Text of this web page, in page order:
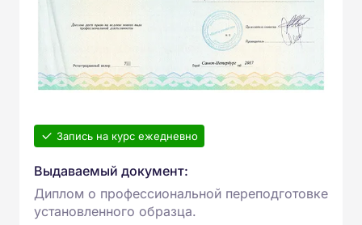
Запись на курс ежедневно
Выдаваемый документ:
Диплом о профессиональной переподготовке
установленного образца.